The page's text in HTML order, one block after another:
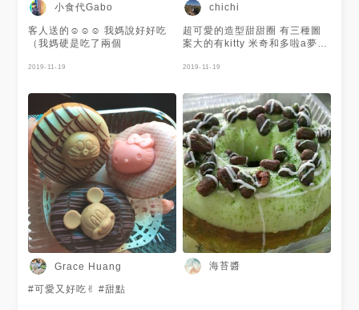
小食代Gabo
客人送的☺☺☺ 我媽說好好吃
（我媽硬是吃了兩個
2019-11-19
chichi
超可愛的造型甜甜圈 有三種圖
案大的有kitty 米奇和多啦a夢
50 其他不是造型的也很多口味
大顆的 #台南
2019-11-19
Grace Huang
#可愛又好吃✌︎ #甜點
海苔醬